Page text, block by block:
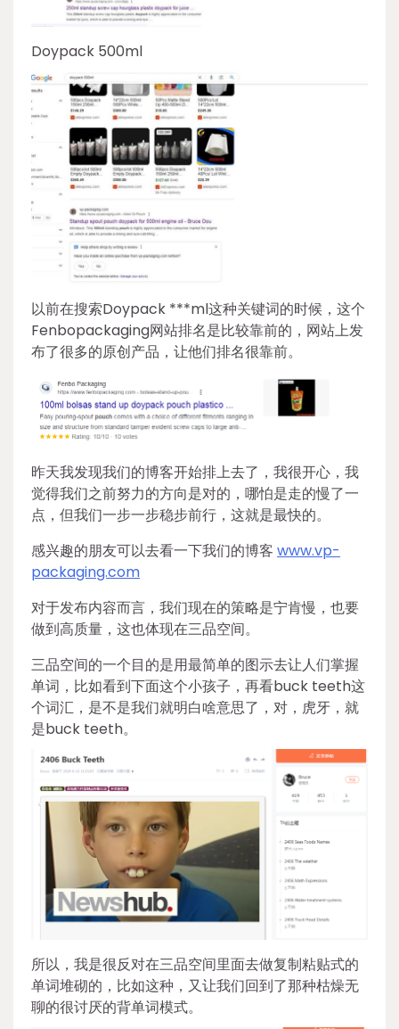
Doypack 500ml
以前在搜索Doypack ***ml这种关键词的时候，这个
Fenbopackaging网站排名是比较靠前的，网站上发
布了很多的原创产品，让他们排名很靠前。
昨天我发现我们的博客开始排上去了，我很开心，我
觉得我们之前努力的方向是对的，哪怕是走的慢了一
点，但我们一步一步稳步前行，这就是最快的。
感兴趣的朋友可以去看一下我们的博客 www.vp-
packaging.com
对于发布内容而言，我们现在的策略是宁肯慢，也要
做到高质量，这也体现在三品空间。
三品空间的一个目的是用最简单的图示去让人们掌握
单词，比如看到下面这个小孩子，再看buck teeth这
个词汇，是不是我们就明白啥意思了，对，虎牙，就
是buck teeth。
所以，我是很反对在三品空间里面去做复制粘贴式的
单词堆砌的，比如这种，又让我们回到了那种枯燥无
聊的很讨厌的背单词模式。